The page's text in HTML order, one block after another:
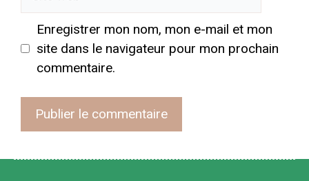
Enregistrer mon nom, mon e-mail et mon
site dans le navigateur pour mon prochain
commentaire.